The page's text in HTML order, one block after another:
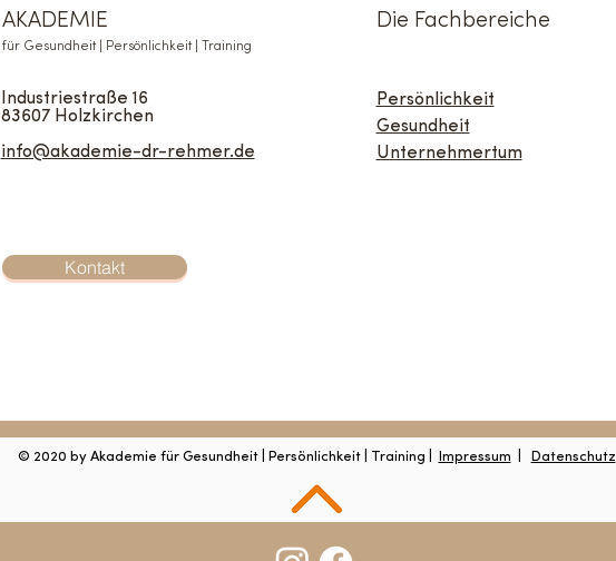
AKADEMIE
für Gesundheit | Persönlichkeit | Training
Industriestraße 16
83607 Holzkirchen
info@akademie-dr-rehmer.de
Kontakt
Die Fachbereiche
Persönlichkeit
Gesundheit
Unternehmertum
© 2020 by Akademie für Gesundheit | Persönlichkeit | Training | Impressum Datenschutz